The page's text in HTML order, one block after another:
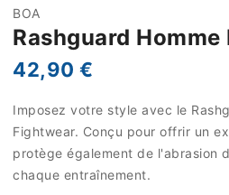
BOA
Rashguard
42,90 €
Imposez votre style avec le
Fightwear. Conçu pour offrir un
protège également de l'abrasion
chaque entraînement.